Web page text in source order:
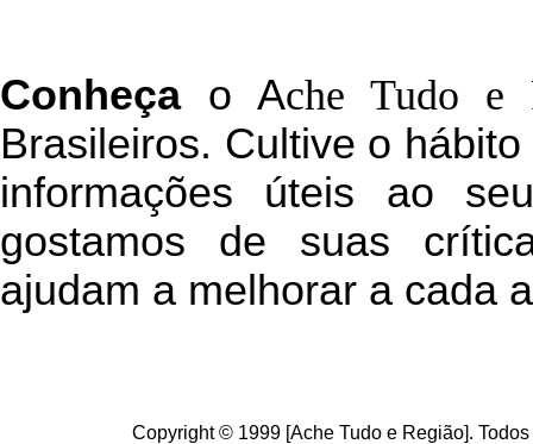
Conheçao Ache Tudo e
Brasileiros. Cultive o
informações úteis ao
gostamos de suas
ajudam a melhorar a cada
Copyright © 1999 [Ache Tudo e Região].